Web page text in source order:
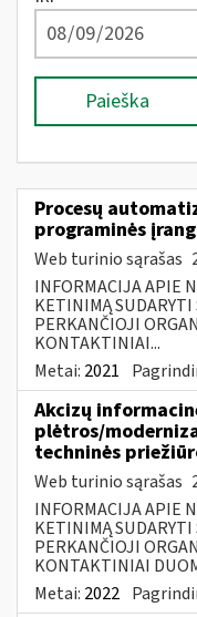
Paieška
Procesų
programinės
Web turinio sąrašas
INFORMACIJA APIE
KETINIMĄ
PERKANČIOJI
KONTAKTINIAI...
Metai: 2021
Akcizų
plėtros/
techninės
Web turinio sąrašas
INFORMACIJA APIE
KETINIMĄ
PERKANČIOJI
KONTAKTINIAI
Metai: 2022